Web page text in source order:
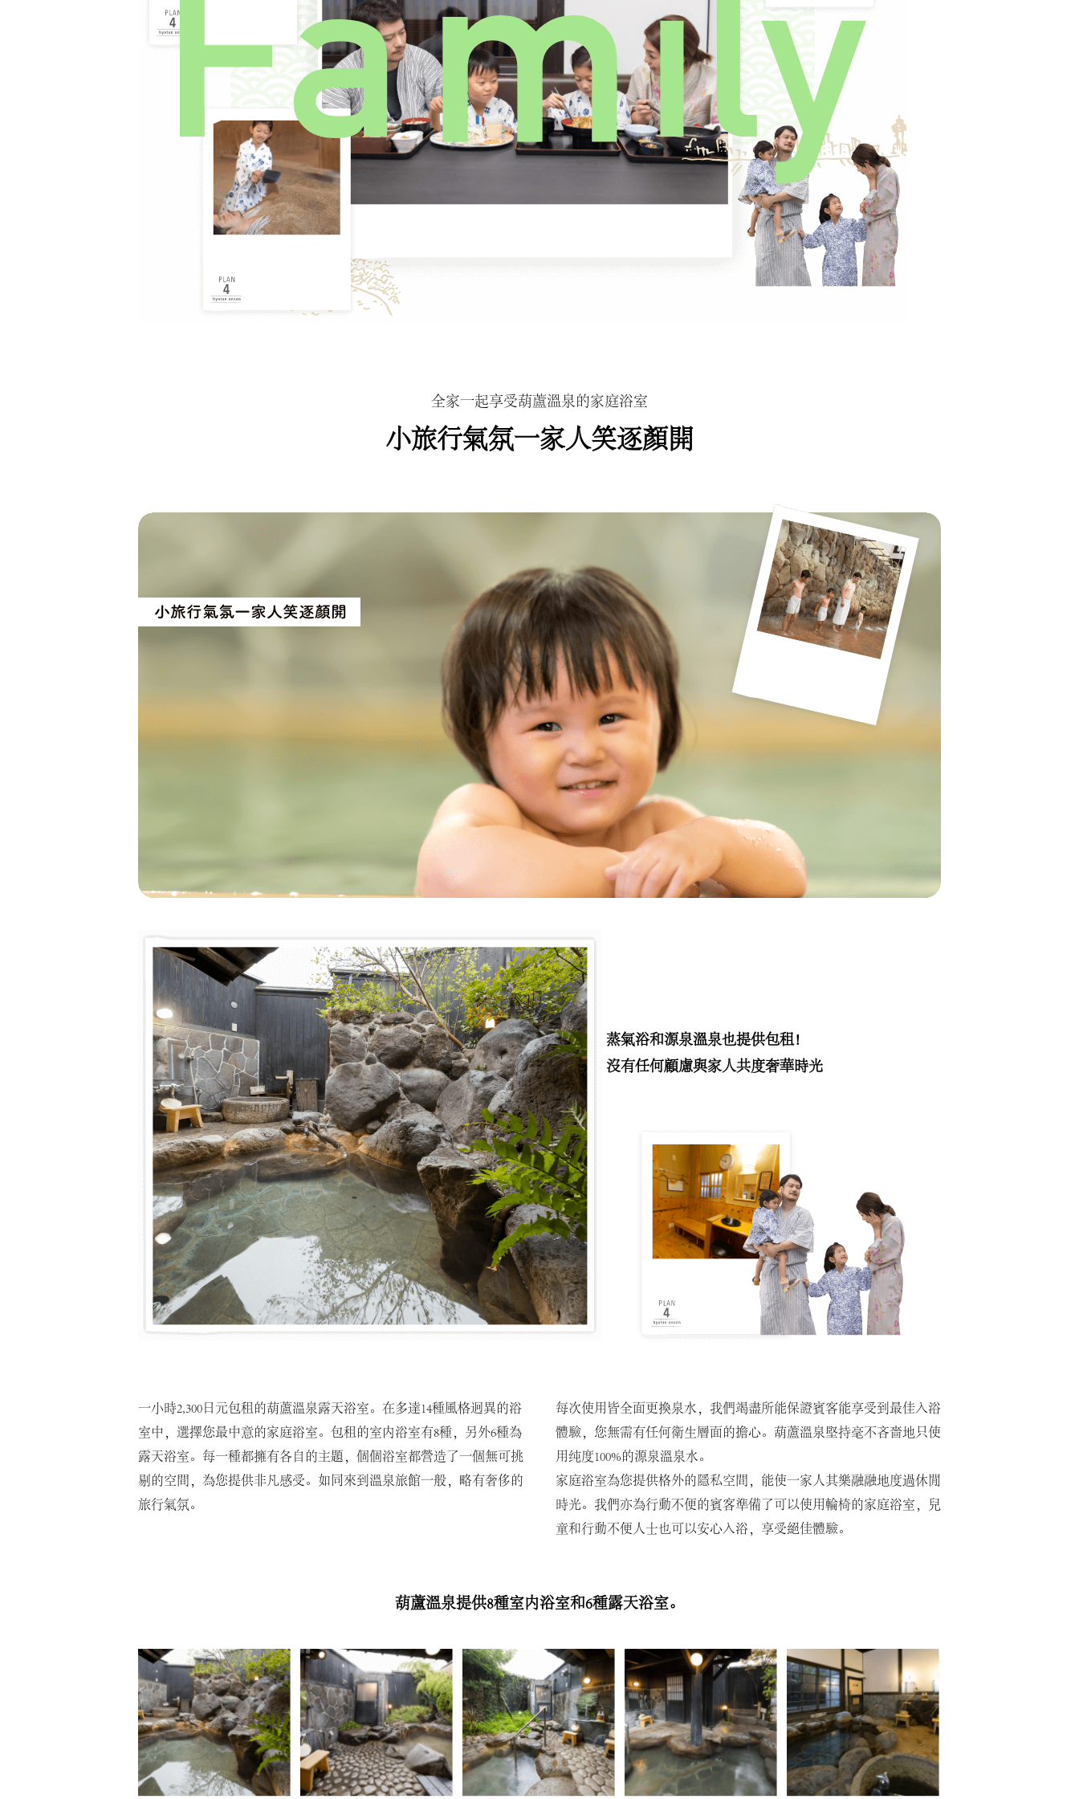
全家一起享受葫蘆溫泉的家庭浴室
小旅行氣氛一家人笑逐顏開
蒸氣浴和源泉溫泉也提供包租！
沒有任何顧慮與家人共度奢華時光
一小時2,300日元包租的葫蘆溫泉露天浴室。在多達14種風格迥異的浴
室中，選擇您最中意的家庭浴室。包租的室内浴室有8種，另外6種為
露天浴室。每一種都擁有各自的主題，個個浴室都營造了一個無可挑
剔的空間，為您提供非凡感受。如同來到溫泉旅館一般，略有奢侈的
旅行氣氛。
每次使用皆全面更換泉水，我們竭盡所能保證賓客能享受到最佳入浴
體驗，您無需有任何衛生層面的擔心。葫蘆溫泉堅持毫不吝嗇地只使
用纯度100%的源泉溫泉水。
家庭浴室為您提供格外的隱私空間，能使一家人其樂融融地度過休閒
時光。我們亦為行動不便的賓客準備了可以使用輪椅的家庭浴室，兒
童和行動不便人士也可以安心入浴，享受絕佳體驗。
葫蘆溫泉提供8種室内浴室和6種露天浴室。